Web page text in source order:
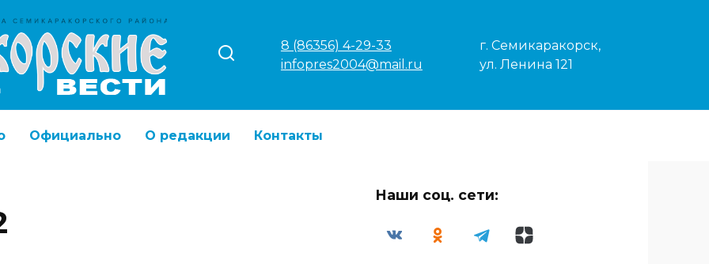
8 (86356) 4-29-33
infopres2004@mail.ru
г. Семикаракорск,
ул. Ленина 121
Официально О редакции Контакты
Наши соц. сети: